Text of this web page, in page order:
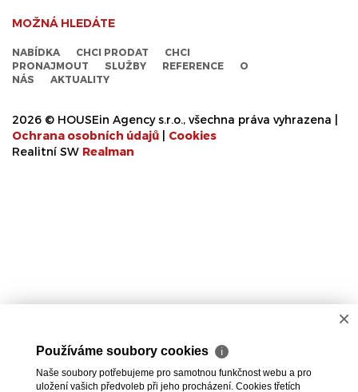
MOŽNÁ HLEDÁTE
NABÍDKA CHCI PRODAT
CHCI
PRONAJMOUT
SLUŽBY REFERENCE
O
NÁS
AKTUALITY
2026 © HOUSEin Agency s.r.o., všechna práva vyhrazena |
Ochrana osobních údajů
Cookies
Realitní SW Realman
×
Používáme soubory cookies ℹ
Naše soubory potřebujeme pro samotnou funkčnost webu a pro
uložení vašich předvoleb při jeho procházení. Cookies třetích